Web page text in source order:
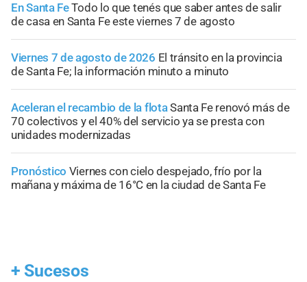
En Santa FeTodo lo que tenés que saber antes de salir
de casa en Santa Fe este viernes 7 de agosto
Viernes 7 de agosto de 2026 El tránsito en la provincia
de Santa Fe; la información minuto a minuto
Aceleran el recambio de la flotaSanta Fe renovó más de
70 colectivos y el 40% del servicio ya se presta con
unidades modernizadas
Pronóstico Viernes con cielo despejado, frío por la
mañana y máxima de 16°C en la ciudad de Santa Fe
+ Sucesos